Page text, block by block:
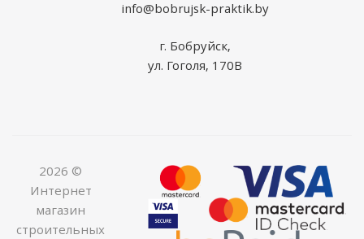
info@bobrujsk-praktik.by
г. Бобруйск,
ул. Гоголя, 170В
2026 ©
Интернет
магазин
строительных